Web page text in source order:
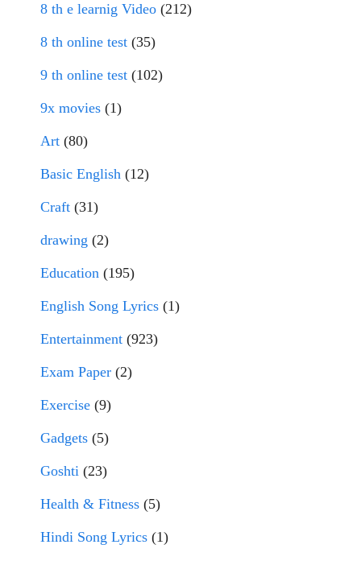
8 th e learnig Video (212)
8 th online test (35)
9 th online test (102)
9x movies (1)
Art (80)
Basic English (12)
Craft (31)
drawing (2)
Education (195)
English Song Lyrics (1)
Entertainment (923)
Exam Paper (2)
Exercise (9)
Gadgets (5)
Goshti (23)
Health & Fitness (5)
Hindi Song Lyrics (1)